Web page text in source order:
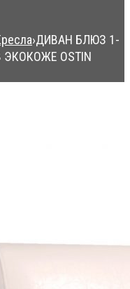
›ДИВАН БЛЮЗ 1-
OSTIN